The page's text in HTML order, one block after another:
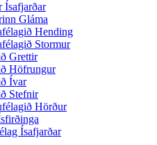
Ísafjarðar
Gláma
Hending
Stormur
Grettir
Höfrungur
Ívar
Stefnir
Hörður
Ísafjarðar